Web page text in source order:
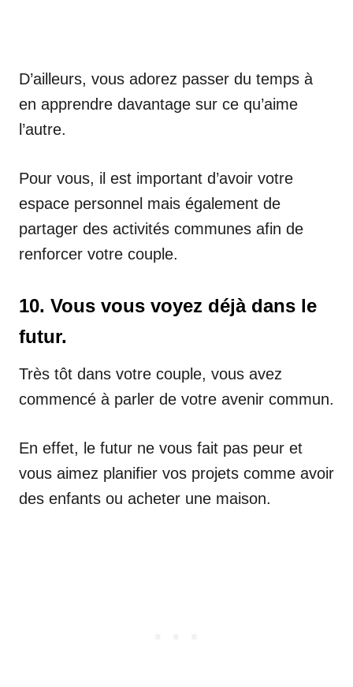
D’ailleurs, vous adorez passer du temps à
en apprendre davantage sur ce qu’aime
l’autre.
Pour vous, il est important d’avoir votre
espace personnel mais également de
partager des activités communes afin de
renforcer votre couple.
10. Vous vous voyez déjà dans le
futur.
Très tôt dans votre couple, vous avez
commencé à parler de votre avenir commun.
En effet, le futur ne vous fait pas peur et
vous aimez planifier vos projets comme avoir
des enfants ou acheter une maison.